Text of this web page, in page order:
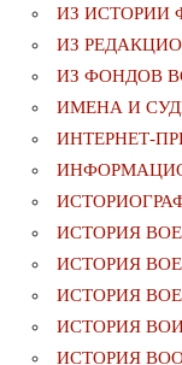
ИЗ ИСТОРИИ
ИЗ
ИЗ ФОНДОВ
ИМЕНА И
ИНТЕРНЕТ-
ИСТОРИЯ
ИСТОРИЯ
ИСТОРИЯ
ИСТОРИЯ
ИСТОРИЯ